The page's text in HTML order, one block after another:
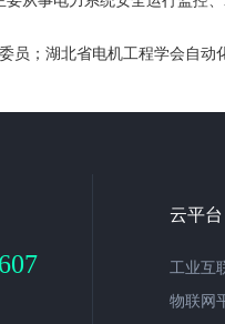
员；湖北省电机工程学会自动
云平台
工业互
物联网